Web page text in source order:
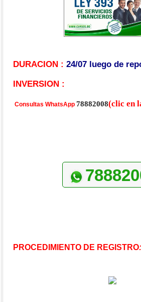
DURACION : 24/07 luego de
INVERSION :
Consultas WhatsApp 78882008(clic en
PROCEDIMIENTO DE REGISTRO: